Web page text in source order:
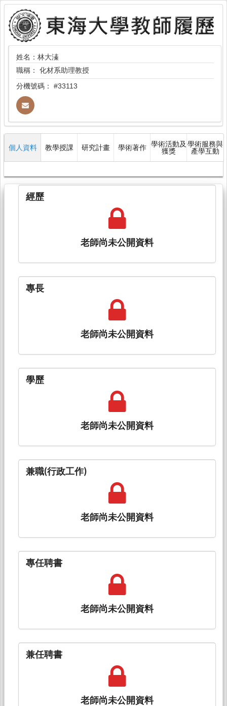
姓名：林大溱
職稱： 化材系助理教授
分機號碼： #33113
個人資料 教學授課 研究計畫 學術著作 學術活動及
獲獎
學術服務與
產學互動
經歷
老師尚未公開資料
專長
老師尚未公開資料
學歷
老師尚未公開資料
兼職(行政工作)
老師尚未公開資料
專任聘書
老師尚未公開資料
兼任聘書
老師尚未公開資料